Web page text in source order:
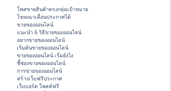
โพสขายสินค้าตรงกลุ่มเป้าหมาย
โฆษณาเลื่อนประกาศได้
ขายของออนไลน์
แนะนำ 6 วิธีขายของออนไลน์
อยากขายของออนไลน์
เริ่มต้นขายของออนไลน์
ขายของออนไลน์ เริ่มยังไง
ชี้ช่องขายของออนไลน์
การขายของออนไลน์
สร้างเว็บฟรีประกาศ
เว็บบอร์ด โพสต์ฟรี